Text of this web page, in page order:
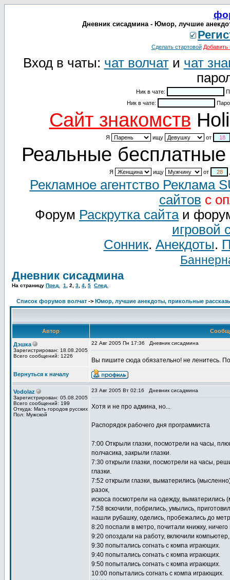
Дневник сисадмина - Юмор, лучшие
Сделать стартовой Добавить
Вход в чаты: чат волчати чат
Ник в чате:
Ник в чате:
Cайт знакомств
Я ищу от
Реальные бесплатные
Я ищу от
Рекламное агентство Реклама
сайтов с
Форум Раскрутка сайтаи
игровой
Сонник. Анекдоты.
Дневник сисадмина
На страницу Пред. 1 2 3 4 5 След.
Список форумов волчат -> Юмор, лучшие анекдоты, прикольные
Автор
Дэшка
Зарегистрирован: 18.08.2005
Всего сообщений: 1226
22 Авг 2005 Пн 17:36 Дневник сисадмина
Вы пишите сюда обязательно! не ленитесь.
Вернуться к началу
Vodolaz
Зарегистрирован: 05.08.2005
Всего сообщений: 199
Откуда: Мать городов русских
Пол: Мужской
23 Авг 2005 Вт 02:16 Дневник сисадмина
Хотя и не про админа, но...
Распорядок рабочего дня программиста
7:00 Открыли глазки, посмотрели на часы,
полчасика, закрыли глазки.
7:30 открыли глазки, посмотрели на часы,
глазки.
7:52 открыли глазки, выматерились
разок,
искоса посмотрели на одежду, выматерились
7:58 вскочили, побрились, умылись,
нашли рубашку, оделись, пробежались до
8:20 поспали в метро, почитали книжку,
9:20 опоздали на работу, включили
9:30 попытались согнать с компа играющих.
9:40 попытались согнать с компа играющих.
9:50 попытались согнать с компа играющих.
10:00 попытались согнать с компа играющих.